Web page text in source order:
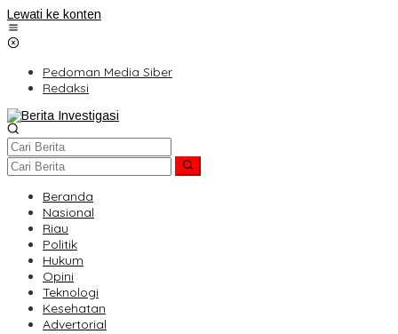
Lewati ke konten
Pedoman Media Siber
Redaksi
Beranda
Nasional
Riau
Politik
Hukum
Opini
Teknologi
Kesehatan
Advertorial